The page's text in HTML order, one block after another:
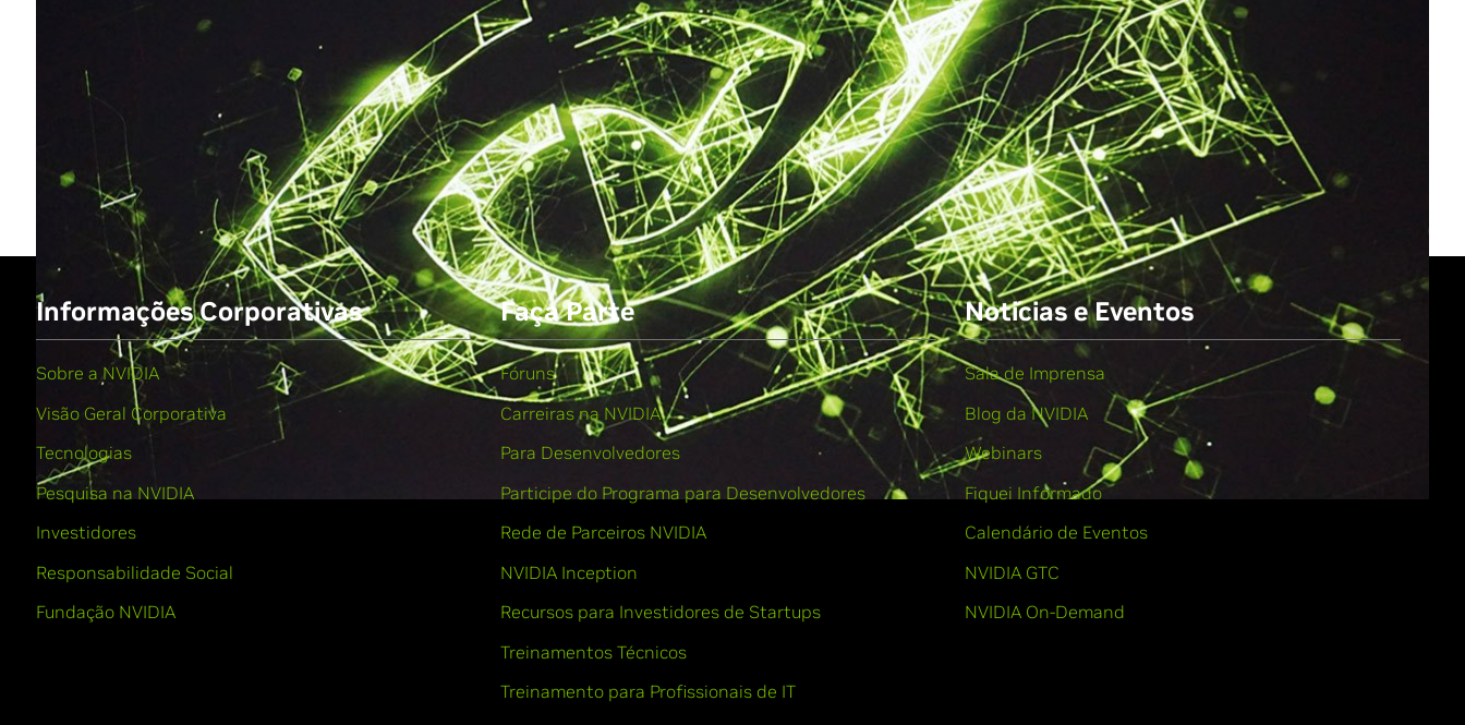
Informações Corporativas
Sobre a NVIDIA
Visão Geral Corporativa
Tecnologias
Pesquisa na NVIDIA
Investidores
Responsabilidade Social
Fundação NVIDIA
Faça Parte
Fóruns
Carreiras na NVIDIA
Para Desenvolvedores
Participe do Programa para Desenvolvedores
Rede de Parceiros NVIDIA
NVIDIA Inception
Recursos para Investidores de Startups
Treinamentos Técnicos
Treinamento para Profissionais de IT
Notícias e Eventos
Sala de Imprensa
Blog da NVIDIA
Webinars
Fiquei Informado
Calendário de Eventos
NVIDIA GTC
NVIDIA On-Demand